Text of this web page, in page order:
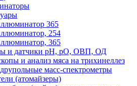
365
254
365
и датчики рН, рО, ОВП, ОД
и анализ мяса на трихинеллез
масс-спектрометры
(атомайзеры)